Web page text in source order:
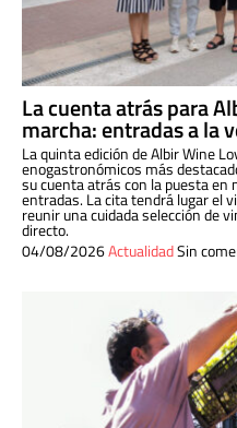
La cuenta atrás para
marcha: entradas a la
La quinta edición de Albir Wine
enogastronómicos más
su cuenta atrás con la puesta en
entradas. La cita tendrá lugar el
reunir una cuidada selección de
directo.
04/08/2026ActualidadSin